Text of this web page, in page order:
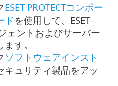
ESET PROTECTコンポー
ドを使用して、ESET
ェントおよびサーバー
す。
ソフトウェアインスト
キュリティ製品をアッ